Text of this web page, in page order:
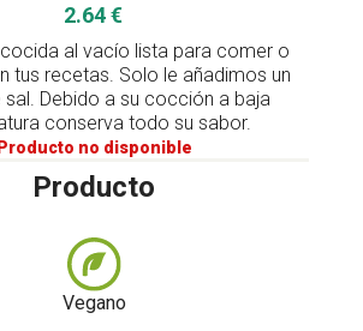
2.64 €
al vacío lista para comer o
tus recetas. Solo le añadimos un
sal. Debido a su cocción a baja
conserva todo su sabor.
Producto no disponible
Producto
Vegano